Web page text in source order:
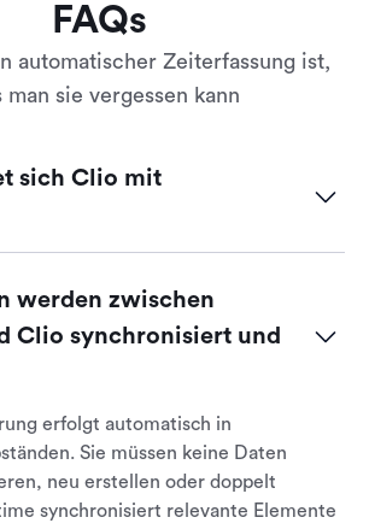
FAQs
automatischer Zeiterfassung ist,
man sie vergessen kann
sich Clio mit
auswählen und Ihr Konto
werden Projekte und Aufgaben
Memtime importiert. Anschließend
erfasste Aktivitäten überprüfen,
Sie eine Schritt-für-Schritt-Anleitung
Sie eine ausführliche Beschreibung in
zur Clio-Integration.
werden zwischen
Clio synchronisiert und
erfolgt automatisch in
Sie müssen keine Daten
neu erstellen oder doppelt
synchronisiert relevante Elemente